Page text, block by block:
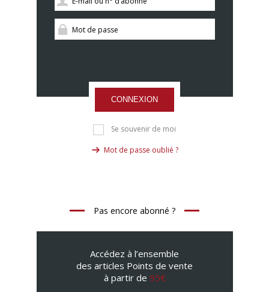
CONNEXION
Se souvenir de moi
Mot de passe oublié ?
Pas encore abonné ?
Accédez à l’ensemble
des articles Points de vente
à partir de 95€